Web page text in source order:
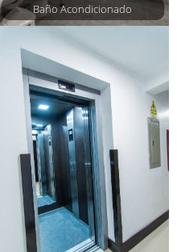
Baño Acondicionado